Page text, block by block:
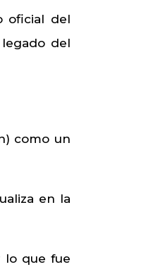
oficial del
del
como un
en la
lo que fue